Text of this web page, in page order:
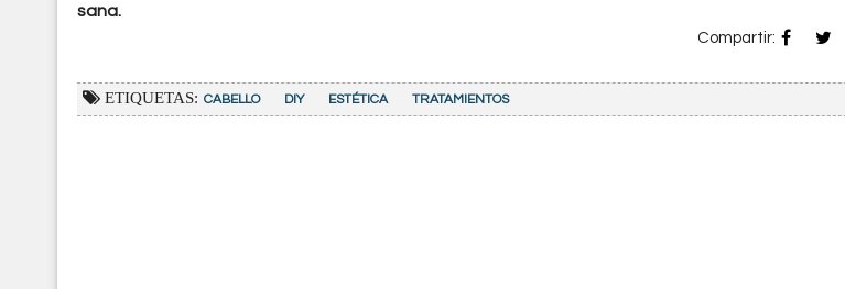
sana.
Compartir:
ETIQUETAS: CABELLO DIY ESTÉTICA TRATAMIENTOS